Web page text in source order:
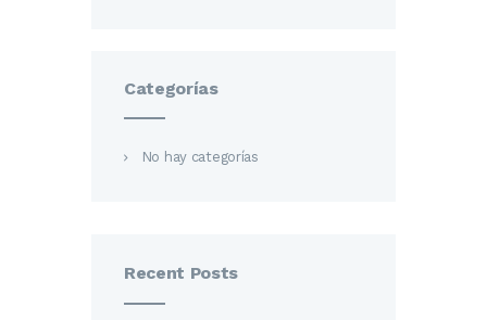
Categorías
No hay categorías
Recent Posts